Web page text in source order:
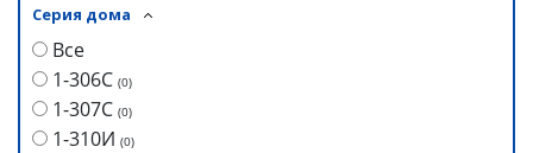
Серия дома
Все
1-306С (0)
1-307С (0)
1-310И (0)